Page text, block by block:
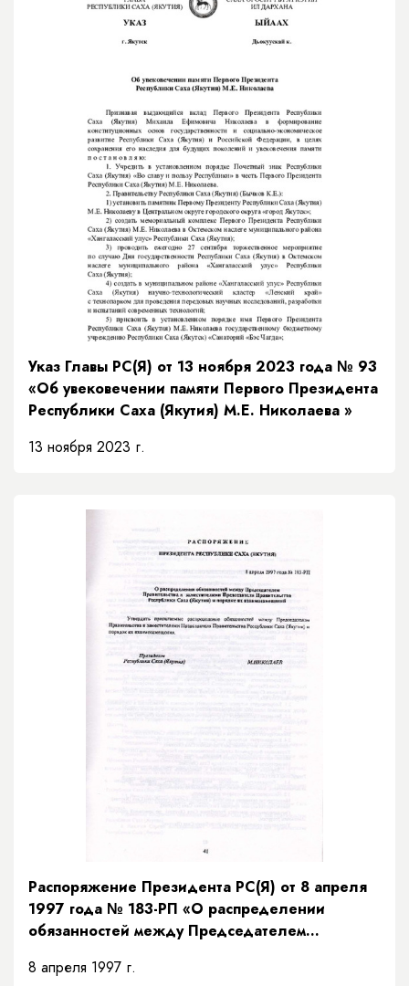
Указ Главы РС(Я) от 13 ноября 2023 года № 93
«Об увековечении памяти Первого Президента
Республики Саха (Якутия) М.Е. Николаева »
13 ноября 2023 г.
Распоряжение Президента РС(Я) от 8 апреля
1997 года № 183-РП «О распределении
обязанностей между Председателем
Правительства Республики Саха (Якутия) и
8 апреля 1997 г.